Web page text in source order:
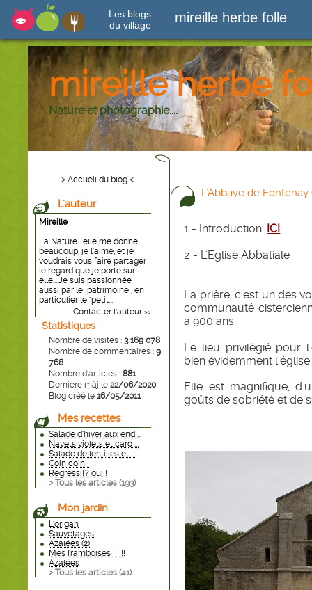
Les blogs
du village
mireille herbe folle
mireille herbe
Nature et photographie....
> Accueil du blog <
L'auteur
Mireille
La Nature....elle me donne
beaucoup, je l'aime, et je
voudrais vous faire partager
le regard que je porte sur
elle....Je suis passionnée
aussi par le patrimoine , en
particulier le "petit...
Contacter l'auteur >>
Statistiques
Nombre de visites : 3 169 078
Nombre de commentaires : 9
768
Nombre d'articles : 881
Dernière màj le 22/06/2020
Blog créé le 16/05/2011
Mes recettes
Salade d'hiver aux end ...
Navets violets et caro ...
Salade de lentilles et ...
Coin coin !
Régressif? oui !
> Tous les articles (193)
Mon jardin
L'origan
Sauvetages
Azalées (2)
Mes framboises !!!!!!
Azalées
> Tous les articles (41)
L'Abbaye de Fontenay
1 - Introduction: ICI
2 - L'Eglise Abbatiale
La prière, c'est un des
communauté
a 900 ans.
Le lieu privilégié pour
bien évidemment
Elle est magnifique,
goûts de sobriété et de